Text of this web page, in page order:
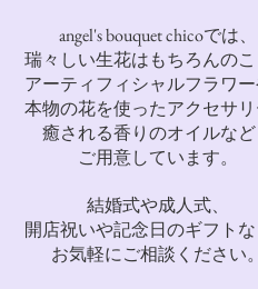
angel's bouquet chicoでは、
瑞々しい生花はもちろんの
アーティフィシャルフラワ
本物の花を使ったアクセサ
癒される香りのオイルな
ご用意しています。​
結婚式や成人式、
開店祝いや記念日のギフト
お気軽にご相談ください